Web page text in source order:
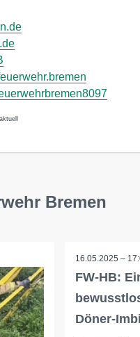
Bremen
16.05.2025 –
FW-HB:
Döner-